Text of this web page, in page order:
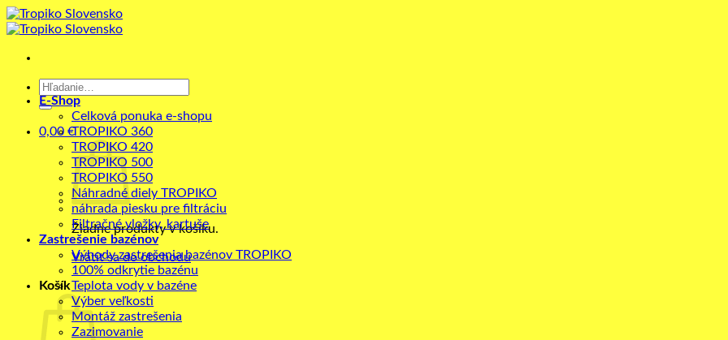
Skip
to
Hľadať:
0,00 €
Žiadne produkty v košíku.
Vrátiť sa do obchodu
Košík
E-Shop
Celková ponuka e-shopu
TROPIKO 360
TROPIKO 420
TROPIKO 500
TROPIKO 550
Náhradné diely TROPIKO
náhrada piesku pre filtráciu
Filtračné vložky, kartuše
Zastrešenie bazénov
Výhody zastrešenia bazénov TROPIKO
100% odkrytie bazénu
Teplota vody v bazéne
Výber veľkosti
Montáž zastrešenia
Zazimovanie